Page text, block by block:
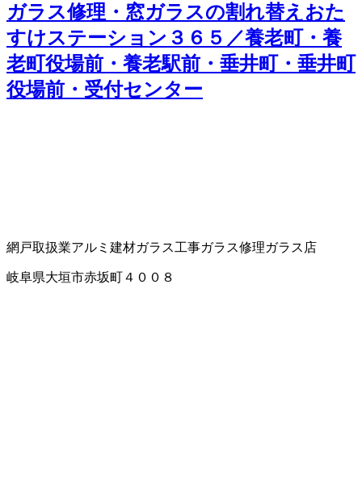
ガラス修理・窓ガラスの割れ替えおた
すけステーション３６５／養老町・養
老町役場前・養老駅前・垂井町・垂井町
役場前・受付センター
網戸取扱業アルミ建材ガラス工事ガラス修理ガラス店
岐阜県大垣市赤坂町４００８